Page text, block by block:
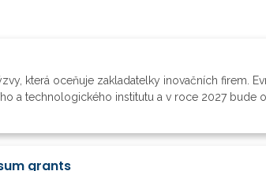
která oceňuje zakladatelky inovačních firem.
a technologického institutu a v roce 2027 bude
grants